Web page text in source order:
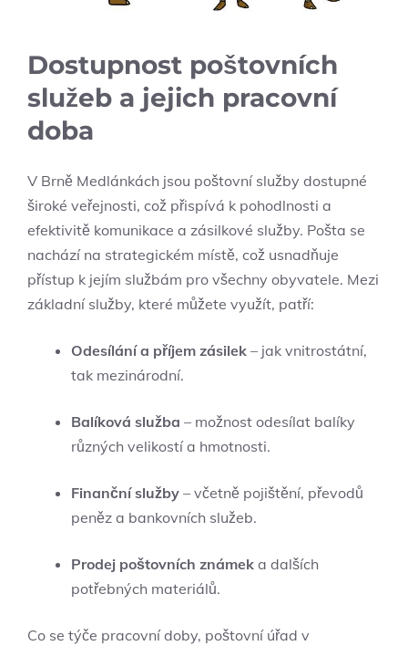
Dostupnost poštovních
služeb a jejich pracovní
doba
V Brně Medlánkách jsou poštovní služby dostupné
široké veřejnosti, což přispívá k pohodlnosti a
efektivitě komunikace a zásilkové služby. Pošta se
nachází na strategickém místě, což usnadňuje
přístup k jejím službám pro všechny obyvatele. Mezi
základní služby, které můžete využít, patří:
Odesílání a příjem zásilek – jak vnitrostátní,
tak mezinárodní.
Balíková služba – možnost odesílat balíky
různých velikostí a hmotnosti.
Finanční služby – včetně pojištění, převodů
peněz a bankovních služeb.
Prodej poštovních známek a dalších
potřebných materiálů.
Co se týče pracovní doby, poštovní úřad v